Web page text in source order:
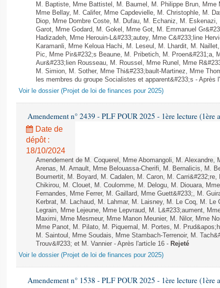
M. Baptiste, Mme Battistel, M. Baumel, M. Philippe Brun, Mme
Mme Bellay, M. Califer, Mme Capdevielle, M. Christophle, M.
Diop, Mme Dombre Coste, M. Dufau, M. Echaniz, M.
Garot, Mme Godard, M. Gokel, Mme Got, M. Emmanuel
Hadizadeh, Mme Herouin-L&#233;autey, Mme C&#233;line
Karamanli, Mme Keloua Hachi, M. Leseul, M. Lhardit, M.
Pic, Mme Pir&#232;s Beaune, M. Pribetich, M. Proen&#231;a,
Aur&#233;lien Rousseau, M. Roussel, Mme Runel, Mme
M. Simion, M. Sother, Mme Thi&#233;bault-Martinez, Mme
les membres du groupe Socialistes et apparent&#233;s - Après
Voir le dossier (Projet de loi de finances pour 2025)
Amendement n° 2439 - PLF POUR 2025 - 1ère lecture (1ère
Date de
dépôt :
18/10/2024
Amendement de M. Coquerel, Mme Abomangoli, M. Alexandre,
Arenas, M. Arnault, Mme Belouassa-Cherifi, M. Bernalicis, M.
Boumertit, M. Boyard, M. Cadalen, M. Caron, M.
Chikirou, M. Clouet, M. Coulomme, M. Delogu, M. Diouara,
Fernandes, Mme Ferrer, M. Gaillard, Mme Guett&#233;, M.
Kerbrat, M. Lachaud, M. Lahmar, M. Laisney, M. Le Coq, M. Le
Legrain, Mme Lejeune, Mme Lepvraud, M. L&#233;aument,
Maximi, Mme Mesmeur, Mme Manon Meunier, M. Nilor, Mme
Mme Panot, M. Pilato, M. Piquemal, M. Portes, M.
M. Saintoul, Mme Soudais, Mme Stambach-Terrenoir, M.
Trouv&#233; et M. Vannier - Après l'article 16 - Rejeté
Voir le dossier (Projet de loi de finances pour 2025)
Amendement n° 1538 - PLF POUR 2025 - 1ère lecture (1ère